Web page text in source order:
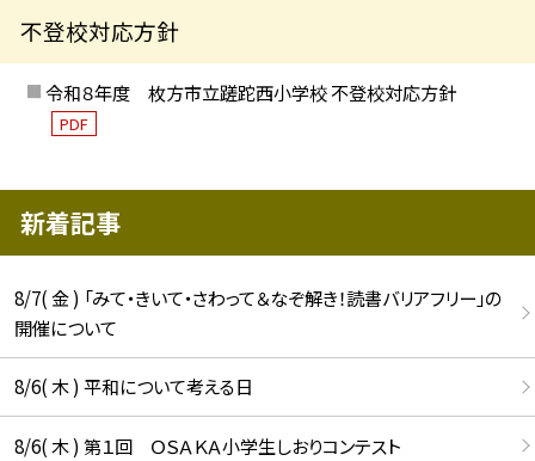
不登校対応方針
令和８年度 枚方市立蹉跎西小学校 不登校対応方針
PDF
新着記事
8/7( 金 ) 「みて・きいて・さわって＆なぞ解き！読書バリアフリー」の
開催について
8/6( 木 ) 平和について考える日
8/6( 木 ) 第１回 ＯＳＡＫＡ小学生しおりコンテスト